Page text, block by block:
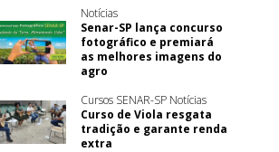
Notícias
Senar-SP lança concurso
fotográfico e premiará
as melhores imagens do
agro
Cursos SENAR-SP Notícias
Curso de Viola resgata
tradição e garante renda
extra